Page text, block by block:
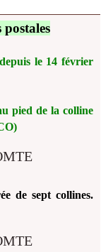
le 14 février
pied de la colline
de sept collines.